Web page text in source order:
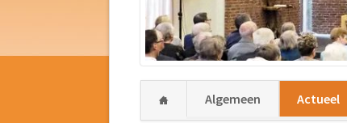
NavigatieAlgemeen Actueel